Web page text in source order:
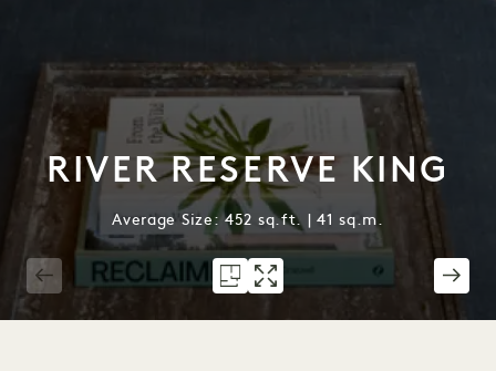
RIVER RESERVE KING
Average Size: 452 sq.ft. | 41 sq.m.